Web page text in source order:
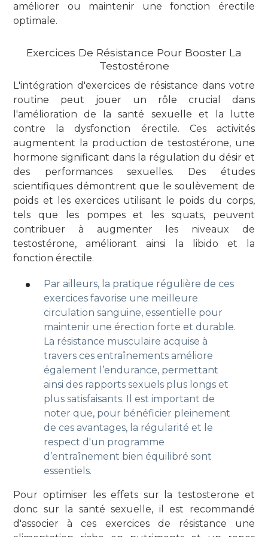
améliorer ou maintenir une fonction érectile
optimale.
Exercices De Résistance Pour Booster La
Testostérone
L'intégration d'exercices de résistance dans votre
routine peut jouer un rôle crucial dans
l'amélioration de la santé sexuelle et la lutte
contre la dysfonction érectile. Ces activités
augmentent la production de testostérone, une
hormone significant dans la régulation du désir et
des performances sexuelles. Des études
scientifiques démontrent que le soulèvement de
poids et les exercices utilisant le poids du corps,
tels que les pompes et les squats, peuvent
contribuer à augmenter les niveaux de
testostérone, améliorant ainsi la libido et la
fonction érectile.
Par ailleurs, la pratique régulière de ces
exercices favorise une meilleure
circulation sanguine, essentielle pour
maintenir une érection forte et durable.
La résistance musculaire acquise à
travers ces entraînements améliore
également l’endurance, permettant
ainsi des rapports sexuels plus longs et
plus satisfaisants. Il est important de
noter que, pour bénéficier pleinement
de ces avantages, la régularité et le
respect d'un programme
d’entraînement bien équilibré sont
essentiels.
Pour optimiser les effets sur la testosterone et
donc sur la santé sexuelle, il est recommandé
d'associer à ces exercices de résistance une